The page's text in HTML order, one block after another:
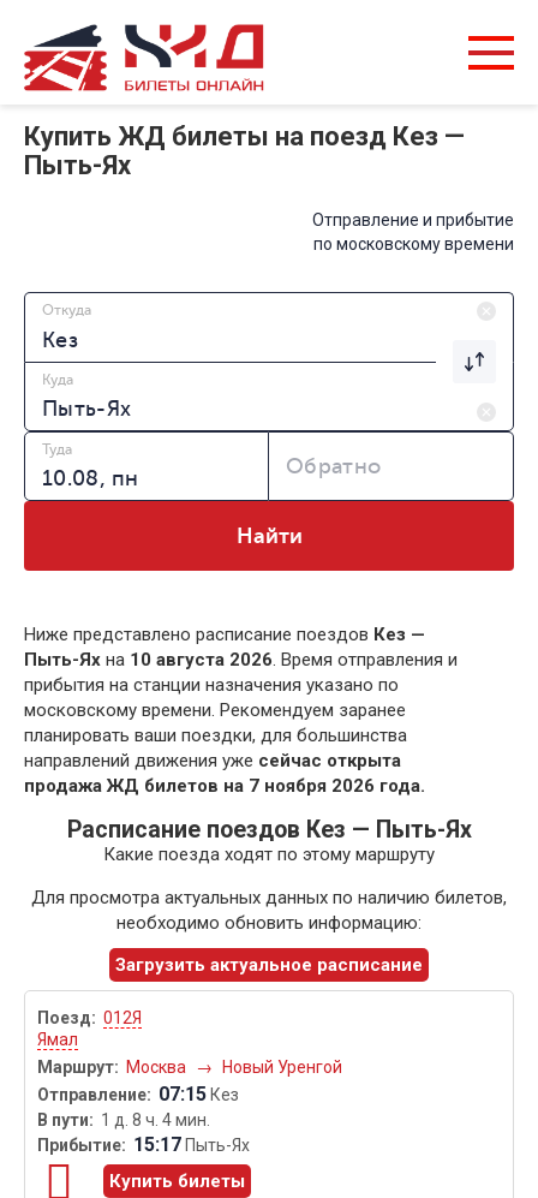
Купить ЖД билеты на поезд Кез —
Пыть-Ях
Отправление и прибытие
по московскому времени
Откуда
Куда
Туда
Обратно
Найти
Ниже представлено расписание поездов Кез —
Пыть-Ях на 10 августа 2026. Время отправления и
прибытия на станции назначения указано по
московскому времени. Рекомендуем заранее
планировать ваши поездки, для большинства
направлений движения уже сейчас открыта
продажа ЖД билетов на 7 ноября 2026 года.
Расписание поездов Кез — Пыть-Ях
Какие поезда ходят по этому маршруту
Для просмотра актуальных данных по наличию билетов,
необходимо обновить информацию:
Загрузить актуальное расписание
012Я
Ямал
Москва
→ Новый Уренгой
07:15 Кез
1 д. 8 ч. 4 мин.
15:17 Пыть-Ях
Купить билеты